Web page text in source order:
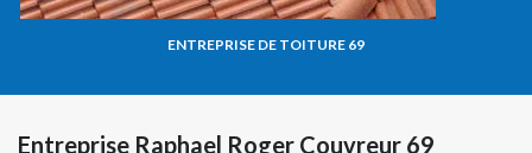
ENTREPRISE DE TOITURE 69
Entreprise Raphael Roger Couvreur 69